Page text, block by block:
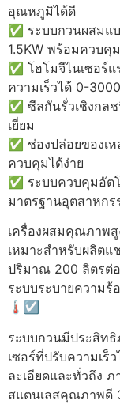
อุณหภูมิได้ดี
✅ ระบบกวนผสมแ
1.5KW พร้อมควบคุ
✅ โฮโมจีไนเซอร์แ
ความเร็วได้ 0-
✅ ซีลกันรั่วเชิงกล
เยี่ยม
✅ ช่องปล่อยของเห
ควบคุมได้ง่าย
✅ ระบบควบคุมอัต
มาตรฐานอุตสาหกร
เครื่องผสมคุณภาพ
เหมาะสำหรับผลิต
ปริมาณ 200 ลิตรต่
ระบบระบายความร้
🌡️☑️
ระบบกวนมีประสิท
เซอร์ที่ปรับความเร็
ละเอียดและทั่วถึง
สแตนเลสคุณภาพดี